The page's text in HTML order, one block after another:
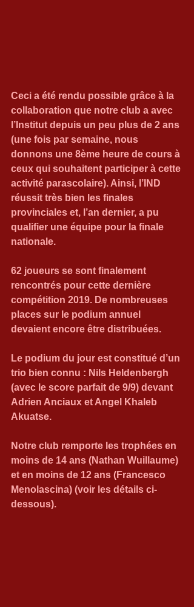
Ceci a été rendu possible grâce à la
collaboration que notre club a avec
l’Institut depuis un peu plus de 2 ans
(une fois par semaine, nous
donnons une 8ème heure de cours à
ceux qui souhaitent participer à cette
activité parascolaire). Ainsi, l’IND
réussit très bien les finales
provinciales et, l’an dernier, a pu
qualifier une équipe pour la finale
nationale.
62 joueurs se sont finalement
rencontrés pour cette dernière
compétition 2019. De nombreuses
places sur le podium annuel
devaient encore être distribuées.
Le podium du jour est constitué d’un
trio bien connu : Nils Heldenbergh
(avec le score parfait de 9/9) devant
Adrien Anciaux et Angel Khaleb
Akuatse.
Notre club remporte les trophées en
moins de 14 ans (Nathan Wuillaume)
et en moins de 12 ans (Francesco
Menolascina) (voir les détails ci-
dessous).